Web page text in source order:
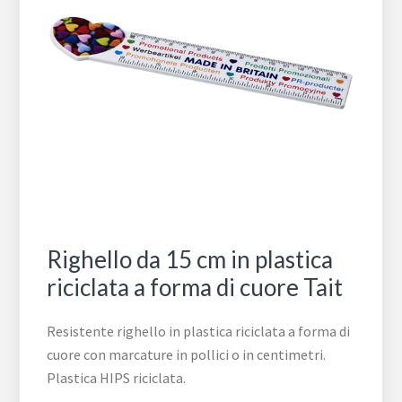
Righello da 15 cm in plastica
riciclata a forma di cuore Tait
Resistente righello in plastica riciclata a forma di
cuore con marcature in pollici o in centimetri.
Plastica HIPS riciclata.